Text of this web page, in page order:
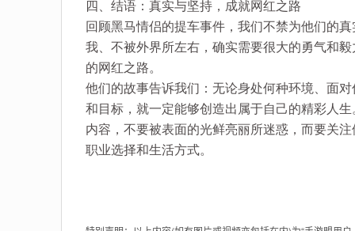
四、结语：真实与坚持，成就网红之路
回顾黑马情侣的提车事件，我们不禁为他们的
我、不被外界所左右，确实需要很大的勇气和
的网红之路。
他们的故事告诉我们：无论身处何种环境、面
和目标，就一定能够创造出属于自己的精彩人
内容，不要被表面的光鲜亮丽所迷惑，而要关
职业选择和生活方式。